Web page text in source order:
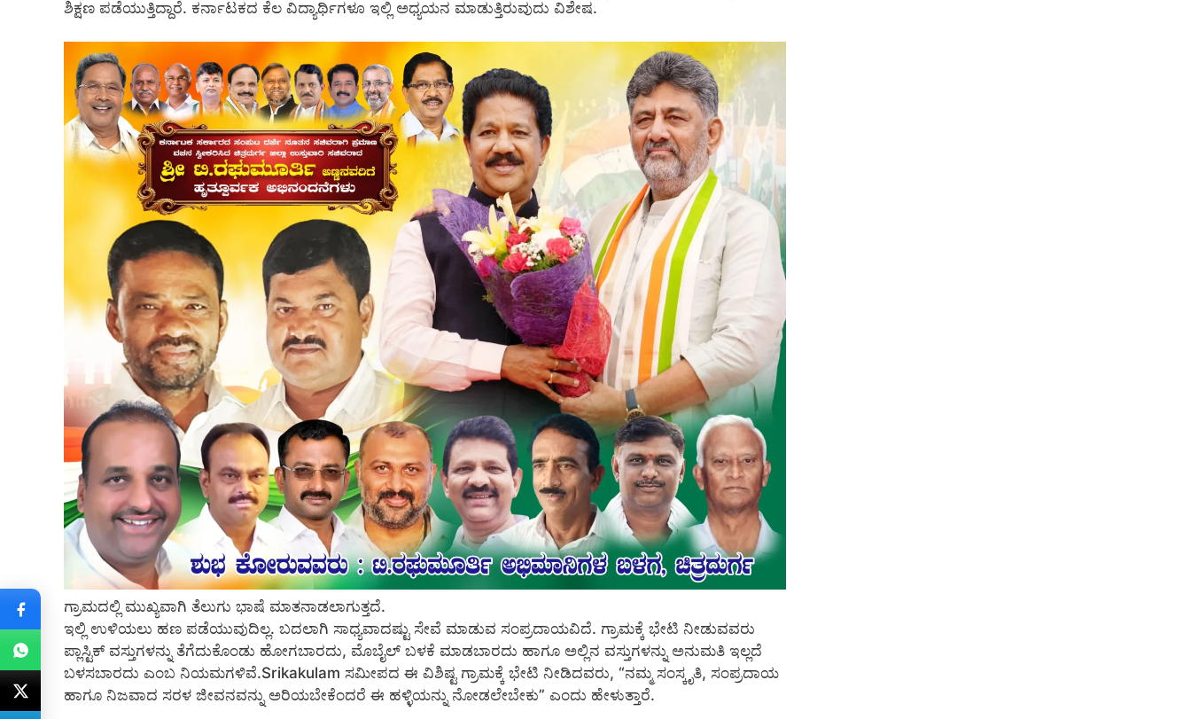
ಶಿಕ್ಷಣ ಪಡೆಯುತ್ತಿದ್ದಾರೆ. ಕರ್ನಾಟಕದ ಕೆಲ ವಿದ್ಯಾರ್ಥಿಗಳೂ ಇಲ್ಲಿ ಅಧ್ಯಯನ ಮಾಡುತ್ತಿರುವುದು ವಿಶೇಷ.
ಗ್ರಾಮದಲ್ಲಿ ಮುಖ್ಯವಾಗಿ ತೆಲುಗು ಭಾಷೆ ಮಾತನಾಡಲಾಗುತ್ತದೆ.
ಇಲ್ಲಿ ಉಳಿಯಲು ಹಣ ಪಡೆಯುವುದಿಲ್ಲ. ಬದಲಾಗಿ ಸಾಧ್ಯವಾದಷ್ಟು ಸೇವೆ ಮಾಡುವ ಸಂಪ್ರದಾಯವಿದೆ. ಗ್ರಾಮಕ್ಕೆ ಭೇಟಿ ನೀಡುವವರು
ಪ್ಲಾಸ್ಟಿಕ್ ವಸ್ತುಗಳನ್ನು ತೆಗೆದುಕೊಂಡು ಹೋಗಬಾರದು, ಮೊಬೈಲ್ ಬಳಕೆ ಮಾಡಬಾರದು ಹಾಗೂ ಅಲ್ಲಿನ ವಸ್ತುಗಳನ್ನು ಅನುಮತಿ ಇಲ್ಲದೆ
ಬಳಸಬಾರದು ಎಂಬ ನಿಯಮಗಳಿವೆ.Srikakulam ಸಮೀಪದ ಈ ವಿಶಿಷ್ಟ ಗ್ರಾಮಕ್ಕೆ ಭೇಟಿ ನೀಡಿದವರು, “ನಮ್ಮ ಸಂಸ್ಕೃತಿ, ಸಂಪ್ರದಾಯ
ಹಾಗೂ ನಿಜವಾದ ಸರಳ ಜೀವನವನ್ನು ಅರಿಯಬೇಕೆಂದರೆ ಈ ಹಳ್ಳಿಯನ್ನು ನೋಡಲೇಬೇಕು” ಎಂದು ಹೇಳುತ್ತಾರೆ.